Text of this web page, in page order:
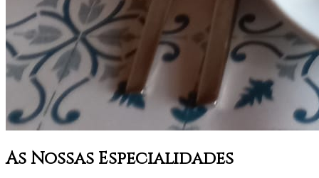
As Nossas Especialidades